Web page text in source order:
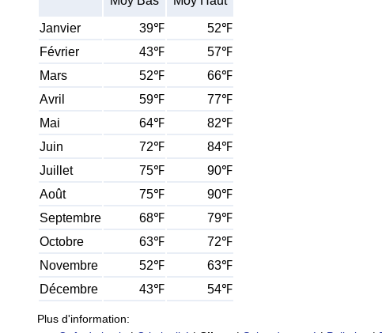
Janvier 39℉
52℉
Février
43℉
57℉
Mars
52℉
66℉
Avril
59℉
77℉
Mai
64℉
82℉
Juin
72℉
84℉
Juillet
75℉
90℉
Août
75℉
90℉
Septembre
68℉
79℉
Octobre
63℉
72℉
Novembre
52℉
63℉
Décembre
43℉ 54℉
Plus d'information: